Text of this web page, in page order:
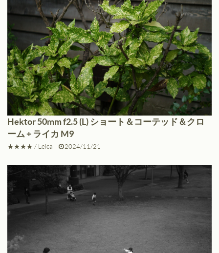
Hektor 50mm f2.5 (L) ショート＆コーテッド＆クロ
ーム + ライカ M9
★★★★ / Leica 2024/11/21